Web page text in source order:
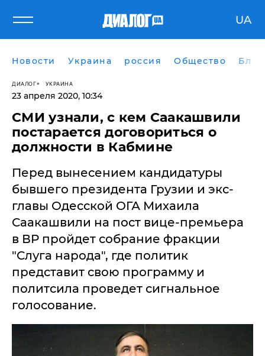
UA
Новости Украина россия Общество
ДИАЛОГ УКРАИНА
23 апреля 2020, 10:34
СМИ узнали, с кем Саакашвили
постарается договориться о
должности в Кабмине
Перед вынесением кандидатуры
бывшего президента Грузии и экс-
главы Одесской ОГА Михаила
Саакашвили на пост вице-премьера
в ВР пройдет собрание фракции
"Слуга народа", где политик
представит свою программу и
политсила проведет сигнальное
голосование.